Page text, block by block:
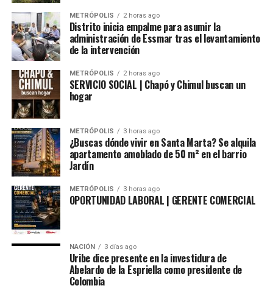
METRÓPOLIS 2 horas ago
Distrito inicia empalme para asumir la
administración de Essmar tras el levantamiento
de la intervención
METRÓPOLIS 2 horas ago
SERVICIO SOCIAL | Chapó y Chimul buscan un
hogar
METRÓPOLIS 3 horas ago
¿Buscas dónde vivir en Santa Marta? Se alquila
apartamento amoblado de 50 m² en el barrio
Jardín
METRÓPOLIS 3 horas ago
OPORTUNIDAD LABORAL | GERENTE COMERCIAL
NACIÓN 3 días ago
Uribe dice presente en la investidura de
Abelardo de la Espriella como presidente de
Colombia